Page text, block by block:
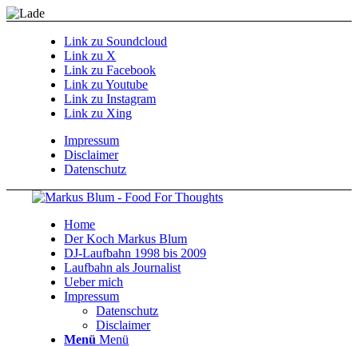
Link zu Soundcloud
Link zu X
Link zu Facebook
Link zu Youtube
Link zu Instagram
Link zu Xing
Impressum
Disclaimer
Datenschutz
Home
Der Koch Markus Blum
DJ-Laufbahn 1998 bis 2009
Laufbahn als Journalist
Ueber mich
Impressum
Datenschutz
Disclaimer
Menü Menü